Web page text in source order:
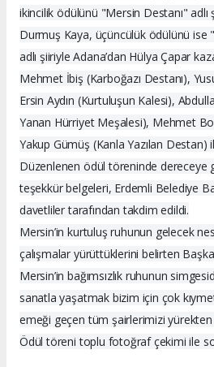
ikincilik ödülünü "Mersin Destanı" adlı
Durmuş Kaya, üçüncülük ödülünü ise
adlı şiiriyle Adana’dan Hülya Çapar
Mehmet İbiş (Karboğazı Destanı),
Ersin Aydın (Kurtuluşun Kalesi),
Yanan Hürriyet Meşalesi), Mehmet
Yakup Gümüş (Kanla Yazılan Destan)
Düzenlenen ödül töreninde dereceye
teşekkür belgeleri, Erdemli Belediye
davetliler tarafından takdim edildi.
Mersin’in kurtuluş ruhunun gelecek
çalışmalar yürüttüklerini belirten
Mersin’in bağımsızlık ruhunun
sanatla yaşatmak bizim için çok
emeği geçen tüm şairlerimizi
Ödül töreni toplu fotoğraf çekimi ile